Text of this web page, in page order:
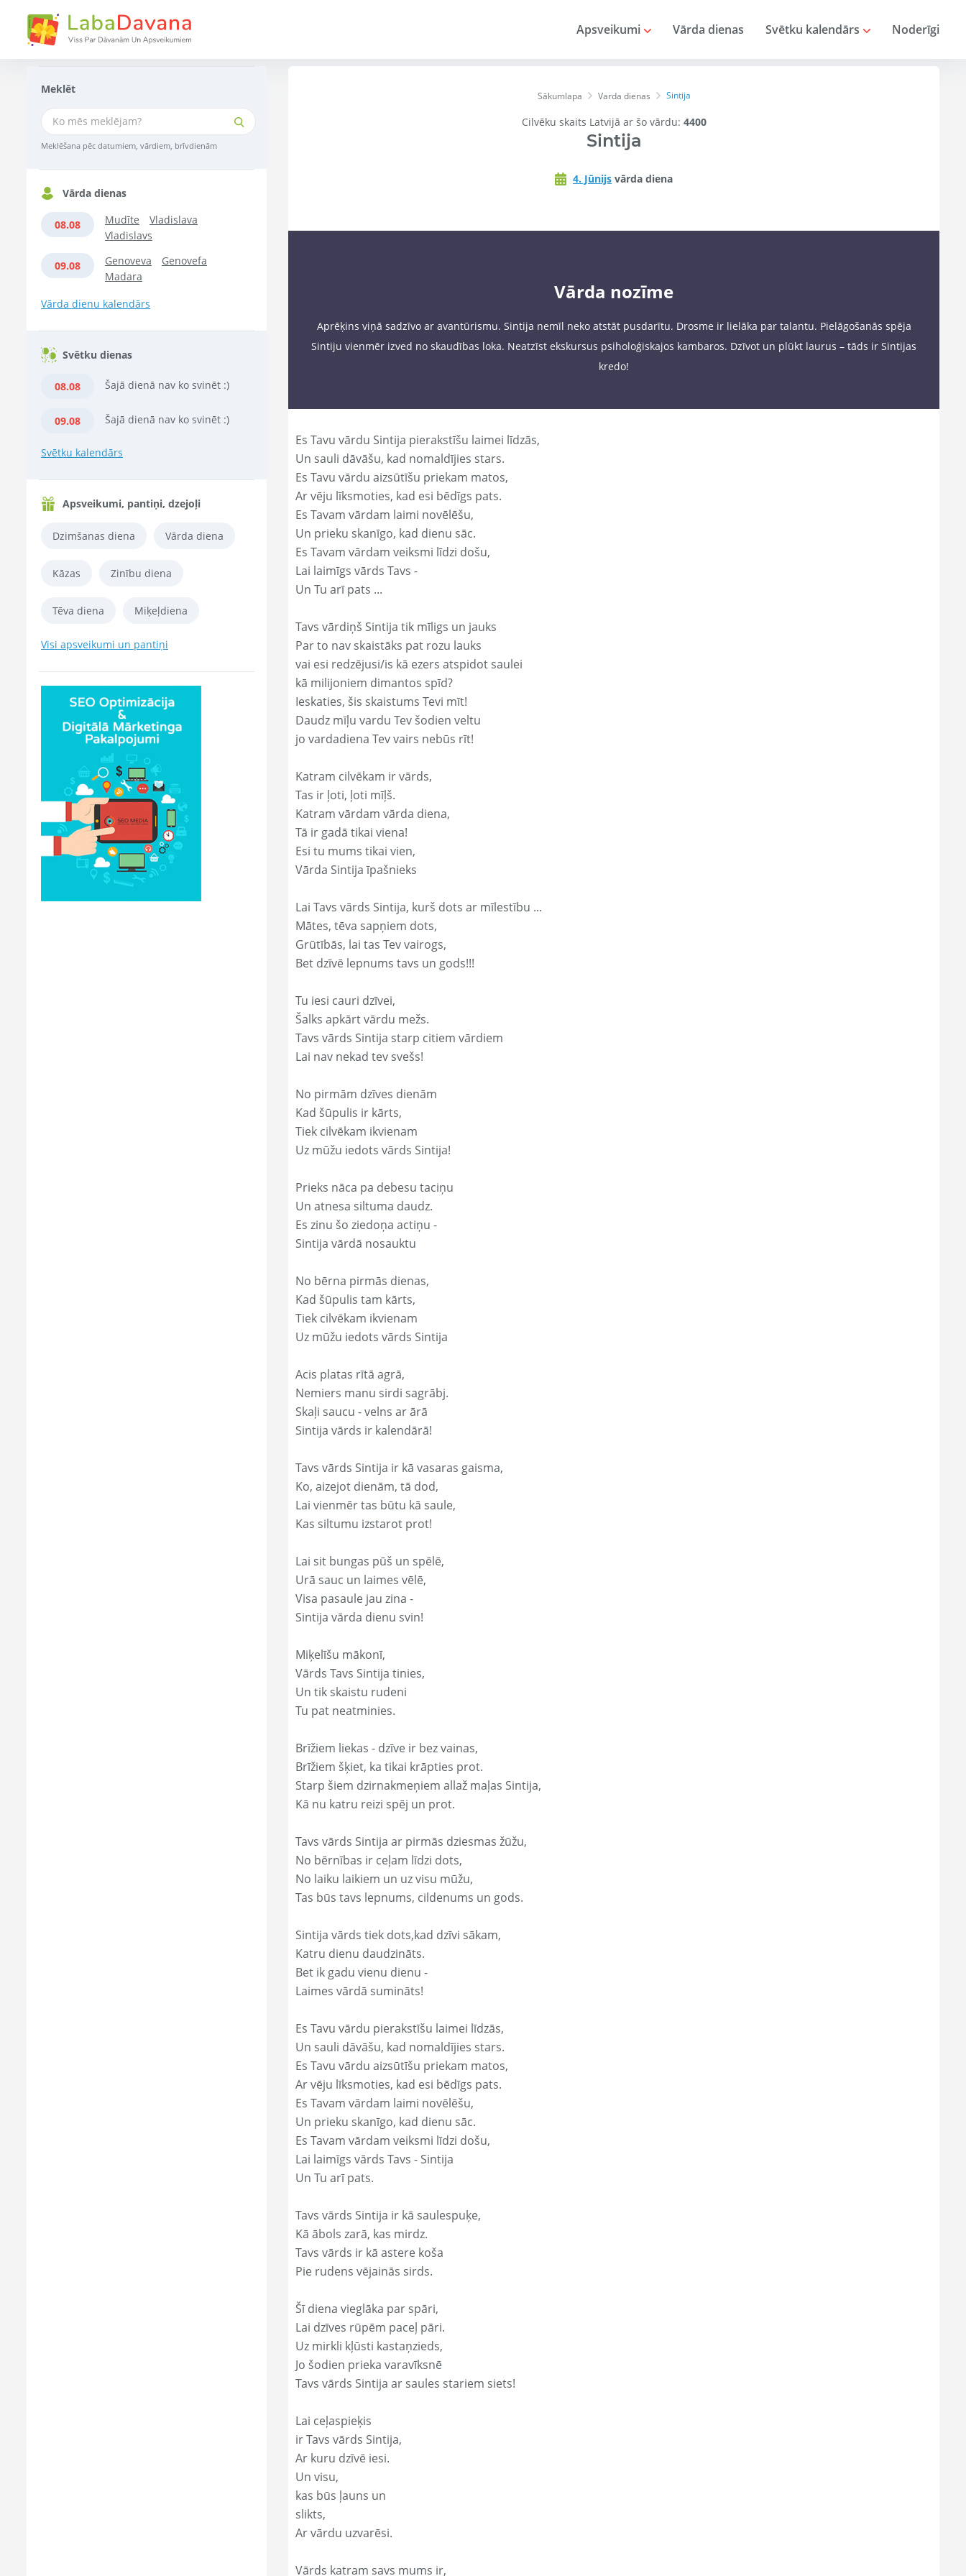
Apsveikumi Vārda dienas Svētku kalendārs Noderīgi
Meklēt
Meklēšana pēc datumiem, vārdiem, brīvdienām
Vārda dienas
08.08 Mudīte
Vladislava
Vladislavs
09.08 Genoveva
Genovefa
Madara
Vārda dienu kalendārs
Svētku dienas
08.08 Šajā dienā nav ko svinēt :)
09.08 Šajā dienā nav ko svinēt :)
Svētku kalendārs
Apsveikumi, pantiņi, dzejoļi
Dzimšanas diena Vārda diena
Kāzas Zinību diena
Tēva diena Miķeļdiena
Visi apsveikumi un pantiņi
Sākumlapa Varda dienas Sintija
Cilvēku skaits Latvijā ar šo vārdu: 4400
Sintija
4. Jūnijs vārda diena
Vārda nozīme
Aprēķins viņā sadzīvo ar avantūrismu. Sintija nemīl neko atstāt pusdarītu. Drosme ir lielāka par talantu. Pielāgošanās spēja
Sintiju vienmēr izved no skaudības loka. Neatzīst ekskursus psiholoģiskajos kambaros. Dzīvot un plūkt laurus – tāds ir Sintijas
kredo!
Es Tavu vārdu Sintija pierakstīšu laimei līdzās,
Un sauli dāvāšu, kad nomaldījies stars.
Es Tavu vārdu aizsūtīšu priekam matos,
Ar vēju līksmoties, kad esi bēdīgs pats.
Es Tavam vārdam laimi novēlēšu,
Un prieku skanīgo, kad dienu sāc.
Es Tavam vārdam veiksmi līdzi došu,
Lai laimīgs vārds Tavs -
Un Tu arī pats ...
Tavs vārdiņš Sintija tik mīligs un jauks
Par to nav skaistāks pat rozu lauks
vai esi redzējusi/is kā ezers atspidot saulei
kā milijoniem dimantos spīd?
Ieskaties, šis skaistums Tevi mīt!
Daudz mīļu vardu Tev šodien veltu
jo vardadiena Tev vairs nebūs rīt!
Katram cilvēkam ir vārds,
Tas ir ļoti, ļoti mīļš.
Katram vārdam vārda diena,
Tā ir gadā tikai viena!
Esi tu mums tikai vien,
Vārda Sintija īpašnieks
Lai Tavs vārds Sintija, kurš dots ar mīlestību ...
Mātes, tēva sapņiem dots,
Grūtībās, lai tas Tev vairogs,
Bet dzīvē lepnums tavs un gods!!!
Tu iesi cauri dzīvei,
Šalks apkārt vārdu mežs.
Tavs vārds Sintija starp citiem vārdiem
Lai nav nekad tev svešs!
No pirmām dzīves dienām
Kad šūpulis ir kārts,
Tiek cilvēkam ikvienam
Uz mūžu iedots vārds Sintija!
Prieks nāca pa debesu taciņu
Un atnesa siltuma daudz.
Es zinu šo ziedoņa actiņu -
Sintija vārdā nosauktu
No bērna pirmās dienas,
Kad šūpulis tam kārts,
Tiek cilvēkam ikvienam
Uz mūžu iedots vārds Sintija
Acis platas rītā agrā,
Nemiers manu sirdi sagrābj.
Skaļi saucu - velns ar ārā
Sintija vārds ir kalendārā!
Tavs vārds Sintija ir kā vasaras gaisma,
Ko, aizejot dienām, tā dod,
Lai vienmēr tas būtu kā saule,
Kas siltumu izstarot prot!
Lai sit bungas pūš un spēlē,
Urā sauc un laimes vēlē,
Visa pasaule jau zina -
Sintija vārda dienu svin!
Miķelīšu mākonī,
Vārds Tavs Sintija tinies,
Un tik skaistu rudeni
Tu pat neatminies.
Brīžiem liekas - dzīve ir bez vainas,
Brīžiem šķiet, ka tikai krāpties prot.
Starp šiem dzirnakmeņiem allaž maļas Sintija,
Kā nu katru reizi spēj un prot.
Tavs vārds Sintija ar pirmās dziesmas žūžu,
No bērnības ir ceļam līdzi dots,
No laiku laikiem un uz visu mūžu,
Tas būs tavs lepnums, cildenums un gods.
Sintija vārds tiek dots,kad dzīvi sākam,
Katru dienu daudzināts.
Bet ik gadu vienu dienu -
Laimes vārdā sumināts!
Es Tavu vārdu pierakstīšu laimei līdzās,
Un sauli dāvāšu, kad nomaldījies stars.
Es Tavu vārdu aizsūtīšu priekam matos,
Ar vēju līksmoties, kad esi bēdīgs pats.
Es Tavam vārdam laimi novēlēšu,
Un prieku skanīgo, kad dienu sāc.
Es Tavam vārdam veiksmi līdzi došu,
Lai laimīgs vārds Tavs - Sintija
Un Tu arī pats.
Tavs vārds Sintija ir kā saulespuķe,
Kā ābols zarā, kas mirdz.
Tavs vārds ir kā astere koša
Pie rudens vējainās sirds.
Šī diena vieglāka par spāri,
Lai dzīves rūpēm paceļ pāri.
Uz mirkli kļūsti kastaņzieds,
Jo šodien prieka varavīksnē
Tavs vārds Sintija ar saules stariem siets!
Lai ceļaspieķis
ir Tavs vārds Sintija,
Ar kuru dzīvē iesi.
Un visu,
kas būs ļauns un
slikts,
Ar vārdu uzvarēsi.
Vārds katram savs mums ir,